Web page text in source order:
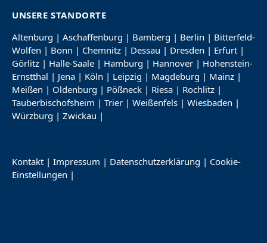
UNSERE STANDORTE
Altenburg | Aschaffenburg | Bamberg | Berlin | Bitterfeld-
Wolfen | Bonn | Chemnitz | Dessau | Dresden | Erfurt |
Görlitz | Halle-Saale | Hamburg | Hannover | Hohenstein-
Ernstthal | Jena | Köln | Leipzig | Magdeburg | Mainz |
Meißen | Oldenburg | Pößneck | Riesa | Rochlitz |
Tauberbischofsheim | Trier | Weißenfels | Wiesbaden |
Würzburg | Zwickau |
Kontakt | Impressum | Datenschutzerklärung | Cookie-
Einstellungen |